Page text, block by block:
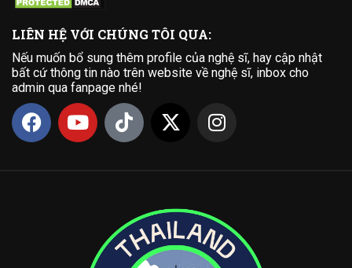
LIÊN HỆ VỚI CHÚNG TÔI QUA:
Nếu muốn bổ sung thêm profile của nghệ sĩ, hay cập nhật
bất cứ thông tin nào trên website về nghệ sĩ, inbox cho
admin qua fanpage nhé!